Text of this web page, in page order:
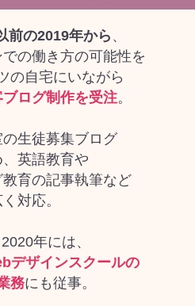
前の2019年から 、
の働き方の可能性を
の自宅にいながら
ブログ制作を受注。
生徒募集ブログ
、英語教育や
育の記事執筆など
対応。
年には、
デザインスクールの
務にも従事。